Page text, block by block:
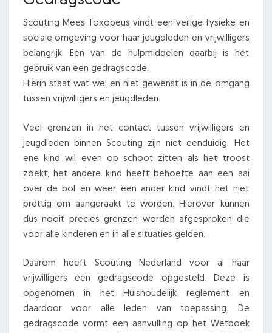
Scouting Mees Toxopeus vindt een veilige fysieke en
sociale omgeving voor haar jeugdleden en vrijwilligers
belangrijk. Een van de hulpmiddelen daarbij is het
gebruik van een gedragscode.
Hierin staat wat wel en niet gewenst is in de omgang
tussen vrijwilligers en jeugdleden.
Veel grenzen in het contact tussen vrijwilligers en
jeugdleden binnen Scouting zijn niet eenduidig. Het
ene kind wil even op schoot zitten als het troost
zoekt, het andere kind heeft behoefte aan een aai
over de bol en weer een ander kind vindt het niet
prettig om aangeraakt te worden. Hierover kunnen
dus nooit precies grenzen worden afgesproken die
voor alle kinderen en in alle situaties gelden.
Daarom heeft Scouting Nederland voor al haar
vrijwilligers een gedragscode opgesteld. Deze is
opgenomen in het Huishoudelijk reglement en
daardoor voor alle leden van toepassing. De
gedragscode vormt een aanvulling op het Wetboek